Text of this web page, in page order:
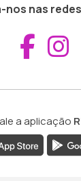
nos nas
a aplicação